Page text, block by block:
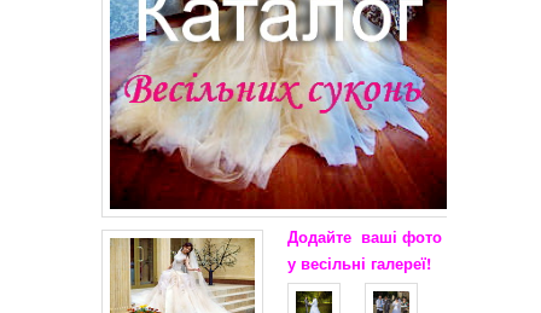
Додайте ваші фото
у весільні галереї!